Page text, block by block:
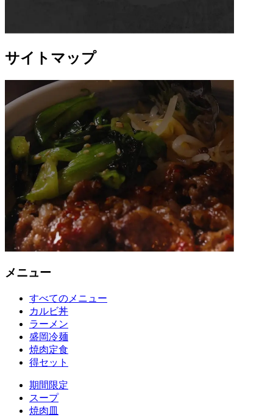
サイトマップ
メニュー
すべてのメニュー
カルビ丼
ラーメン
盛岡冷麺
焼肉定食
得セット
期間限定
スープ
焼肉皿